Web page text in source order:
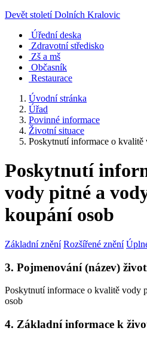
Devět století Dolních Kralovic
Úřední deska
Zdravotní středisko
Zš a mš
Občasník
Restaurace
Úvodní stránka
Úřad
Povinné informace
Životní situace
Poskytnutí informace o kvalitě
Poskytnutí
vody pitné a
koupání osob
Základní znění Rozšířené znění
3. Pojmenování (název)
Poskytnutí informace o kvalitě vody
osob
4. Základní informace k